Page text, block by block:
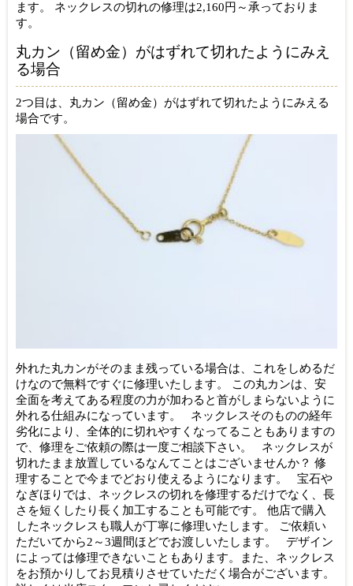
ます。 ネックレスの切れの修理は2,160円～承っておりま
す。
丸カン（留め金）がはずれて切れたようにみえ
る場合
2つ目は、丸カン（留め金）がはずれて切れたようにみえる
場合です。
外れた丸カンがそのまま残っている場合は、これをしめるだ
けなので無料ですぐに修理いたします。 この丸カンは、安
全面を考えてある程度の力が加わると首がしまらないように
外れる仕組みになっています。 ネックレスそのものの経年
劣化により、全体的に切れやすくなってることもありますの
で、修理をご依頼の際は一度ご相談下さい。 ネックレスが
切れたまま放置しているなんてことはございませんか？ 修
理することで今までどおり使えるようになります。 宝石や
なぎほりでは、ネックレスの切れを修理するだけでなく、長
さを短くしたり長く加工することも可能です。 他店で購入
したネックレスも職人が丁寧に修理いたします。 ご依頼い
ただいてから2～3週間ほどでお渡しいたします。 デザイン
によっては修理できないこともあります。また、ネックレス
をお預かりしてお見積りさせていただく場合がございます。